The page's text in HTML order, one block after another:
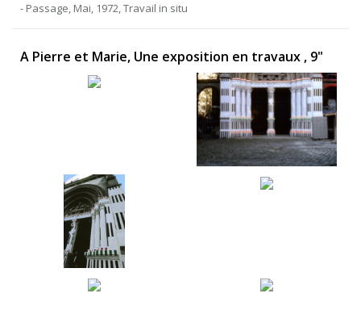
- Passage, Mai, 1972, Travail in situ
A Pierre et Marie, Une exposition en travaux , 9"